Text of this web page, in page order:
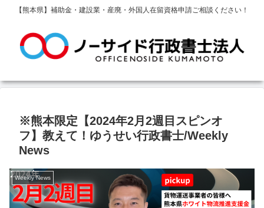
【熊本県】補助金・建設業・産廃・外国人在留資格申請ご相談ください！
※熊本限定【2024年2月2週目スピンオ
フ】教えて！ゆうせい行政書士/Weekly
News
Weekly News